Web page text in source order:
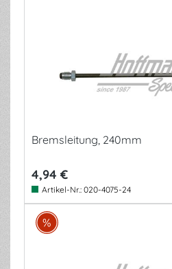
Bremsleitung, 240mm
4,94 €
Artikel-Nr.: 020-4075-24